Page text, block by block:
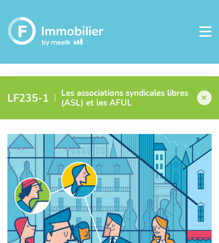
LF235-1
Les associations syndicales libres
(ASL) et les AFUL